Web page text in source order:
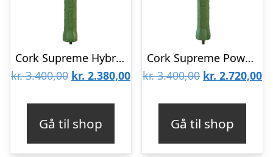
Cork Supreme Hybrid III
kr.3.400,00 Den
var:
kr. 3.400,00.
kr. 2.380,00Den
kr. 2.380,00.
Gå til shop
Cork Supreme Power III
kr.3.400,00 Den
var:
kr. 3.400,00.
kr. 2.720,00
Gå til shop